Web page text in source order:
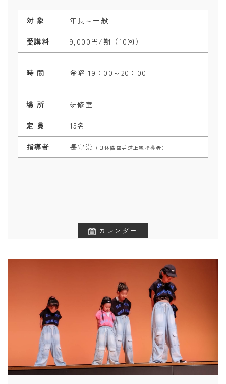
対 象 年長～一般
受講料 9,000円/期（10回）
時 間 金曜 19：00～20：00
場 所 研修室
定 員 15名
指導者 長守崇 （日体協空手道上級指導者）
カレンダー